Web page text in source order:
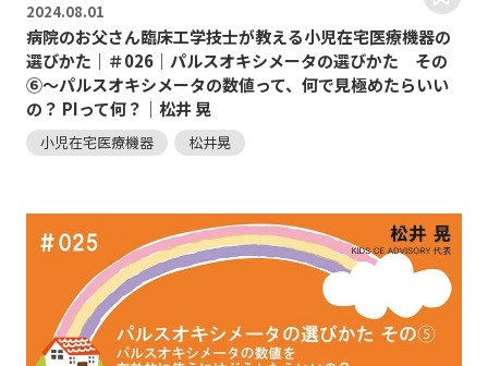
2024.08.01
病院のお父さん臨床工学技士が教える小児在宅医療機器の
選びかた｜＃026｜パルスオキシメータの選びかた その
⑥～パルスオキシメータの数値って、何で見極めたらいい
の？ PIって何？｜松井 晃
小児在宅医療機器 松井晃